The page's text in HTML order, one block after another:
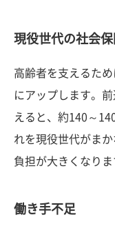
現役世代の社会
高齢者を支えるた
にアップします。
えると、約140～
れを現役世代がま
負担が大きくなりま
働き手不足